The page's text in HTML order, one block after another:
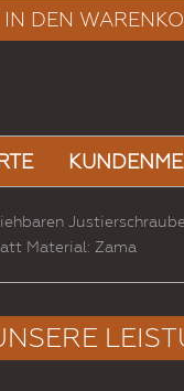
IN DEN
Material: Zama